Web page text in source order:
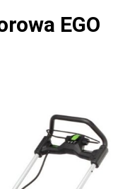
EGO